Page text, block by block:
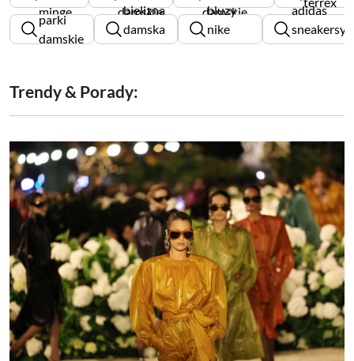
minge
damskie
damskie
parki
damskie
bielizna
damska
triumph
bluzy
nike
damskie
adidas
sneakersy
męskie
Trendy & Porady: